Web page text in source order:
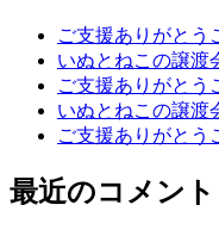
ご支援ありがとう
いぬとねこの譲渡
ご支援ありがとう
いぬとねこの譲渡
ご支援ありがとう
最近のコメント